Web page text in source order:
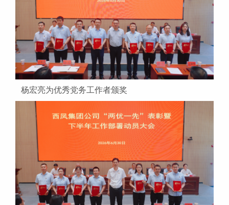
杨宏亮为优秀党务工作者颁奖